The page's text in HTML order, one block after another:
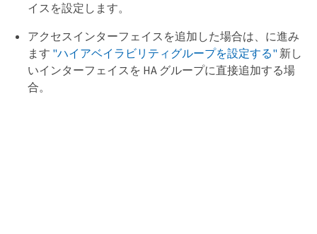
イスを設定します。
アクセスインターフェイスを追加した場合は、に進み
ます "ハイアベイラビリティグループを設定する" 新し
いインターフェイスを HA グループに直接追加する場
合。